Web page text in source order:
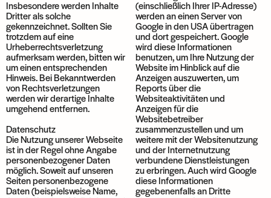
Insbesondere werden Inhalte
Dritter als solche
gekennzeichnet. Sollten Sie
trotzdem auf eine
Urheberrechtsverletzung
aufmerksam werden, bitten wir
um einen entsprechenden
Hinweis. Bei Bekanntwerden
von Rechtsverletzungen
werden wir derartige Inhalte
umgehend entfernen.
Datenschutz
Die Nutzung unserer Webseite
ist in der Regel ohne Angabe
personenbezogener Daten
möglich. Soweit auf unseren
Seiten personenbezogene
Daten (beispielsweise Name,
(einschließlich Ihrer IP-Adresse)
werden an einen Server von
Google in den USA übertragen
und dort gespeichert. Google
wird diese Informationen
benutzen, um Ihre Nutzung der
Website im Hinblick auf die
Anzeigen auszuwerten, um
Reports über die
Websiteaktivitäten und
Anzeigen für die
Websitebetreiber
zusammenzustellen und um
weitere mit der Websitenutzung
und der Internetnutzung
verbundene Dienstleistungen
zu erbringen. Auch wird Google
diese Informationen
gegebenenfalls an Dritte